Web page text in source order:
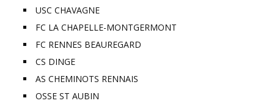
USC CHAVAGNE
FC LA CHAPELLE-MONTGERMONT
FC RENNES BEAUREGARD
CS DINGE
AS CHEMINOTS RENNAIS
OSSE ST AUBIN